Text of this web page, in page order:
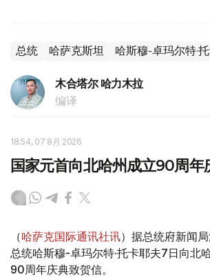
总统 哈萨克斯坦 哈斯穆-卓玛尔特·
木合塔尔 哈力木拉
编译
18:54, 07 8月 2026
国家元首向北哈州成立90周年
（哈萨克国际通讯社讯）据总统府新闻
总统哈斯穆-卓玛尔特·托卡耶夫7日向北
90周年庆典致贺信。